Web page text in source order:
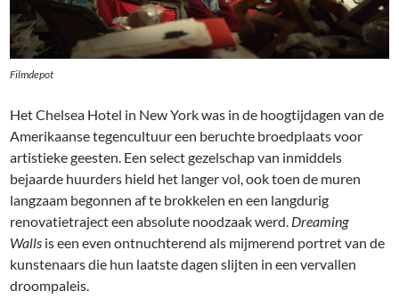
Filmdepot
Het Chelsea Hotel in New York was in de hoogtijdagen van de
Amerikaanse tegencultuur een beruchte broedplaats voor
artistieke geesten. Een select gezelschap van inmiddels
bejaarde huurders hield het langer vol, ook toen de muren
langzaam begonnen af te brokkelen en een langdurig
renovatietraject een absolute noodzaak werd. Dreaming
Walls is een even ontnuchterend als mijmerend portret van de
kunstenaars die hun laatste dagen slijten in een vervallen
droompaleis.